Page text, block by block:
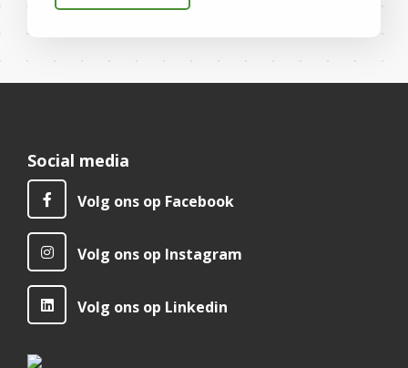
Social media
Volg ons op Facebook
Volg ons op Instagram
Volg ons op Linkedin